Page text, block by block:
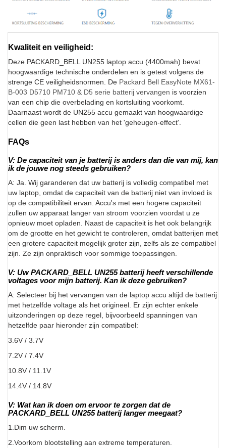
Kwaliteit en veiligheid:
Deze PACKARD_BELL UN255 laptop accu (4400mah) bevat
hoogwaardige technische onderdelen en is getest volgens de
strenge CE veiligheidsnormen. De Packard Bell EasyNote MX61-
B-003 D5710 PM710 & D5 serie batterij vervangen is voorzien
van een chip die overbelading en kortsluiting voorkomt.
Daarnaast wordt de UN255 accu gemaakt van hoogwaardige
cellen die geen last hebben van het 'geheugen-effect'.
FAQs
V: De capaciteit van je batterij is anders dan die van mij, kan
ik de jouwe nog steeds gebruiken?
A: Ja. Wij garanderen dat uw batterij is volledig compatibel met
uw laptop, omdat de capaciteit van de batterij niet van invloed is
op de compatibiliteit ervan. Accu's met een hogere capaciteit
zullen uw apparaat langer van stroom voorzien voordat u ze
opnieuw moet opladen. Naast de capaciteit is het ook belangrijk
om de grootte en het gewicht te controleren, omdat batterijen met
een grotere capaciteit mogelijk groter zijn, zelfs als ze compatibel
zijn. Ze zijn onpraktisch voor sommige toepassingen.
V: Uw PACKARD_BELL UN255 batterij heeft verschillende
voltages voor mijn batterij. Kan ik deze gebruiken?
A: Selecteer bij het vervangen van de laptop accu altijd de batterij
met hetzelfde voltage als het origineel. Er zijn echter enkele
uitzonderingen op deze regel, bijvoorbeeld spanningen van
hetzelfde paar hieronder zijn compatibel:
3.6V / 3.7V
7.2V / 7.4V
10.8V / 11.1V
14.4V / 14.8V
V: Wat kan ik doen om ervoor te zorgen dat de
PACKARD_BELL UN255 batterij langer meegaat?
1.Dim uw scherm.
2.Voorkom blootstelling aan extreme temperaturen.